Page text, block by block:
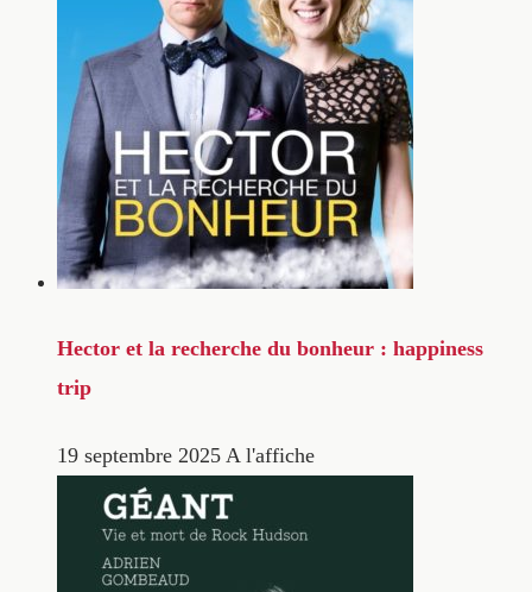
Hector et la recherche du bonheur : happiness
trip
19 septembre 2025 A l'affiche